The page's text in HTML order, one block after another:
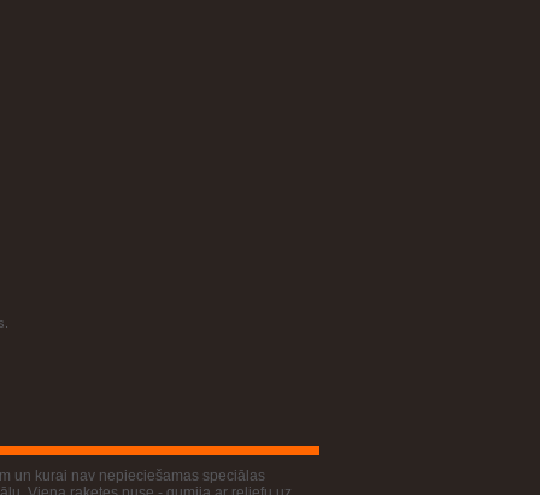
un kurai nav nepieciešamas speciālas